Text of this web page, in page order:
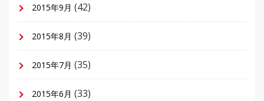
2015年9月 (42)
2015年8月 (39)
2015年7月 (35)
2015年6月 (33)